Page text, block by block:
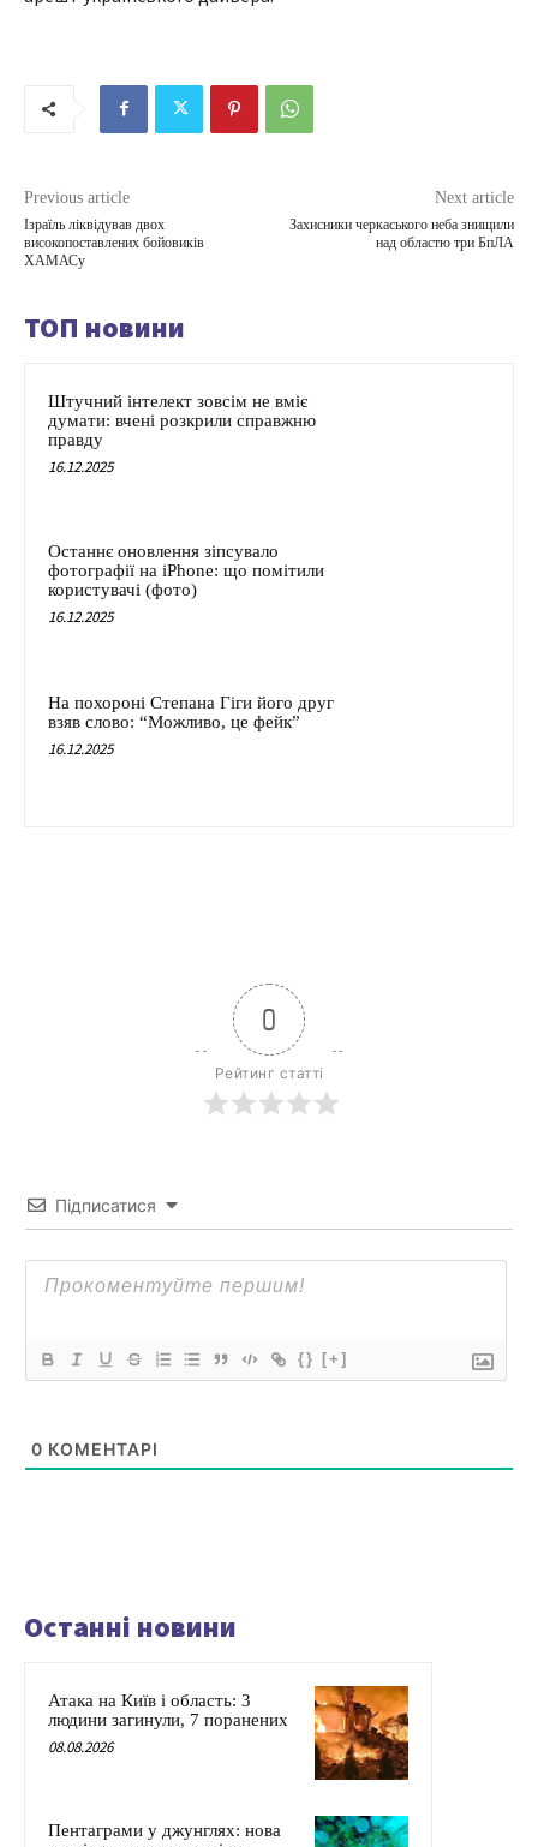
Previous article
Ізраїль ліквідував двох
високопоставлених бойовиків
ХАМАСу
Next article
Захисники черкаського неба знищили
над областю три БпЛА
ТОП новини
Штучний інтелект зовсім не вміє
думати: вчені розкрили справжню
правду
16.12.2025
Останнє оновлення зіпсувало
фотографії на iPhone: що помітили
користувачі (фото)
16.12.2025
На похороні Степана Гіги його друг
взяв слово: “Можливо, це фейк”
16.12.2025
0
Рейтинг статті
Підписатися
{} [+]
0 КОМЕНТАРІ
Останні новини
Атака на Київ і область: 3
людини загинули, 7 поранених
08.08.2026
Пентаграми у джунглях: нова